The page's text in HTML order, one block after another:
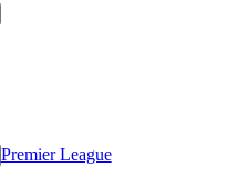
Premier League